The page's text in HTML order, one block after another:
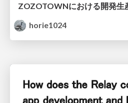
horie1024